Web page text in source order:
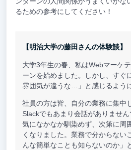
るための参考にしてください！
【明治大学の藤田さんの体験談】
大学3年生の春、私はWebマーケ
ーンを始めました。しかし、すぐ
雰囲気が違うな…」と感じるよう
社員の方は皆、自分の業務に集中
Slackでもあまり会話がありませ
気になかなか馴染めず、次第に周
くなりました。業務で分からない
んな簡単なことも知らないのか」